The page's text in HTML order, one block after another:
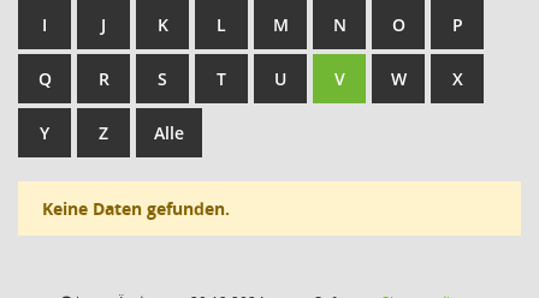
I J K L M N O P
Q R S T U V W X
Y Z Alle
Keine Daten gefunden.